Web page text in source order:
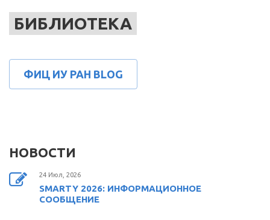
БИБЛИОТЕКА
ФИЦ ИУ РАН BLOG
НОВОСТИ
24 Июл, 2026
SMARTY 2026: ИНФОРМАЦИОННОЕ
СООБЩЕНИЕ